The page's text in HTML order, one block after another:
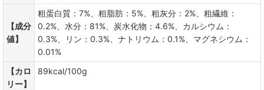
【成分
値】
粗蛋白質：7%、粗脂肪：5%、粗灰分：2%、粗繊維：
0.2%、水分：81%、炭水化物：4.6%、カルシウム：
0.3%、リン：0.3%、ナトリウム：0.1%、マグネシウム：
0.01%
【カロ
リー】
89kcal/100g